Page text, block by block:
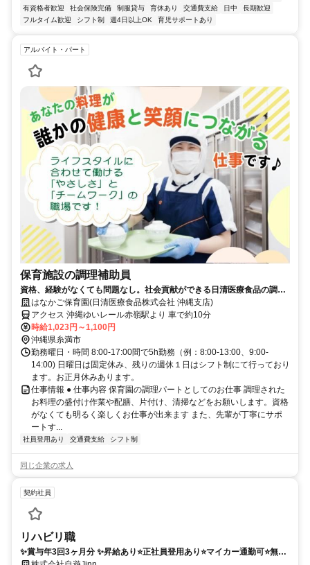
有資格者歓迎
社会保険完備 制服貸与 育休あり 交通費支給 日中
長期歓迎
フルタイム歓迎
シフト制 週4日以上OK 育児サポートあり
アルバイト・パート
保育施設の調理補助員
資格、経験がなくても問題なし。社会貢献ができる日清医療食品の調理
スタッフ（契約社員）求人
はなかご保育園(日清医療食品株式会社 沖縄支店)
アクセス 沖縄ゆいレール赤嶺駅より 車で約10分
時給1,023円～1,100円
沖縄県糸満市
勤務曜日・時間 8:00-17:00間で5h勤務（例：8:00-13:00、9:00-
14:00) 日曜日は固定休み、残りの週休１日はシフト制にて行っており
ます。お正月休みあります。
仕事情報 ● 仕事内容 保育園の調理パートとしてのお仕事 調理された
お料理の盛付け作業や配膳、片付け、清掃などをお願いします。資格
がなくても明るく楽しくお仕事が出来ます また、先輩が丁寧にサポ
ートす...
社員登用あり 交通費支給 シフト制
同じ企業の求人
契約社員
リハビリ職
✨賞与年3回3ヶ月分 ✨昇給あり⭐️正社員登用あり⭐️マイカー通勤可⭐️無料